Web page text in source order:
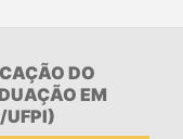
DO
EM
UFPI)